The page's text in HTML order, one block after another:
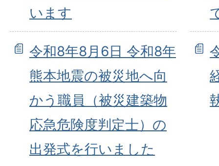
います
令和8年8月6日 令和8年
熊本地震の被災地へ向
かう職員（被災建築物
応急危険度判定士）の
出発式を行いました